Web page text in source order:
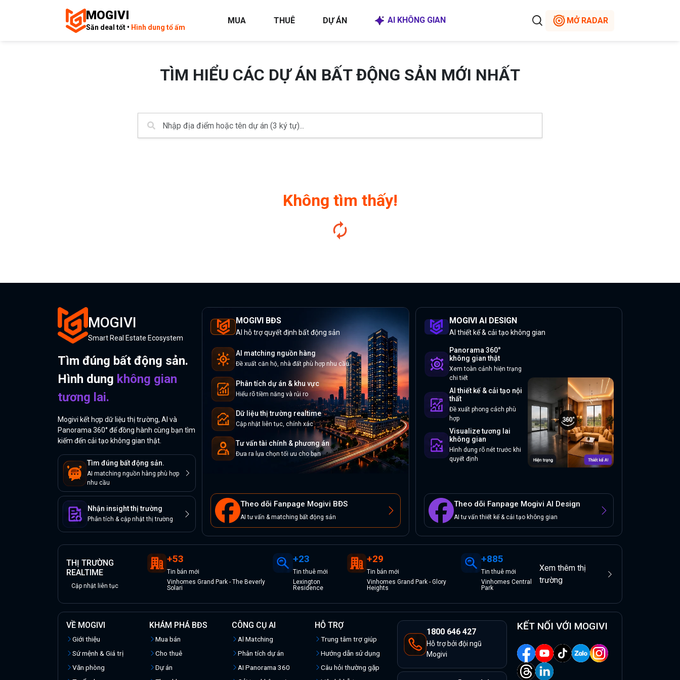
MOGIVI
Săn deal tốt • Hình dung tổ ấm
MUA THUÊ DỰ ÁN AI KHÔNG GIAN MỞ RADAR
TÌM HIỂU CÁC DỰ ÁN BẤT ĐỘNG SẢN MỚI NHẤT
Không tìm thấy!
MOGIVI
Smart Real Estate Ecosystem
Tìm đúng bất động sản.
Hình dung không gian
tương lai.
Mogivi kết hợp dữ liệu thị trường, AI và
Panorama 360° để đồng hành cùng bạn tìm
kiếm đến cải tạo không gian thật.
Tìm đúng bất động sản.
AI matching nguồn hàng phù hợp
nhu cầu
Nhận insight thị trường
Phân tích & cập nhật thị trường
MOGIVI BĐS
AI hỗ trợ quyết định bất động sản
AI matching nguồn hàng
Đề xuất căn hộ, nhà đất phù hợp nhu cầu
Phân tích dự án & khu vực
Hiểu rõ tiềm năng và rủi ro
Dữ liệu thị trường realtime
Cập nhật liên tục, chính xác
Tư vấn tài chính & phương án
Đưa ra lựa chọn tối ưu cho bạn
Theo dõi Fanpage Mogivi BĐS
AI tư vấn & matching bất động sản
MOGIVI AI DESIGN
AI thiết kế & cải tạo không gian
Panorama 360°
không gian thật
Xem toàn cảnh hiện trạng
chi tiết
AI thiết kế & cải tạo nội
thất
Đề xuất phong cách phù
hợp
Visualize tương lai
không gian
Hình dung rõ nét trước khi
quyết định
Theo dõi Fanpage Mogivi AI Design
AI tư vấn thiết kế & cải tạo không gian
THỊ TRƯỜNG
REALTIME
Cập nhật liên tục
+53
Tin bán mới
Vinhomes Grand Park - The Beverly
Solari
+23
Tinthuê mới
Lexington
Residence
+29
Tin bán mới
Vinhomes Grand Park - Glory
Heights
+885
Tinthuêmới
Vinhomes Central
Park
Xem thêm thị
trường
VỀ MOGIVI
Giới thiệu
Sứ mệnh & Giá trị
Văn phòng
KHÁM PHÁ BĐS
Mua bán
Cho thuê
Dự án
CÔNG CỤ AI
Al Matching
Phân tích dự án
AI Panorama 360
HỖ TRỢ
Trung tâm trợ giúp
Hướng dẫn sử dụng
Câu hỏi thường gặp
1800 646 427
Hỗ trợ bởi đội ngũ
Mogivi
KẾT NỐI VỚI MOGIVI